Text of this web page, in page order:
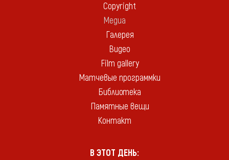
Copyright
Медиа
Галерея
Видео
Film gallery
Матчевые программки
Библиотека
Памятные вещи
Контакт
В ЭТОТ ДЕНЬ: